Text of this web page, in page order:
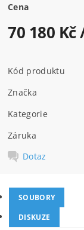
Cena
70 180 Kč
Kód produktu
Značka
Kategorie
Záruka
Dotaz
SOUBORY
DISKUZE